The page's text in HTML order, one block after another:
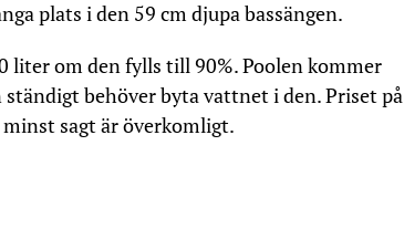
plats i den 59 cm djupa bassängen.
liter om den fylls till 90%. Poolen kommer
behöver byta vattnet i den. Priset på
sagt är överkomligt.